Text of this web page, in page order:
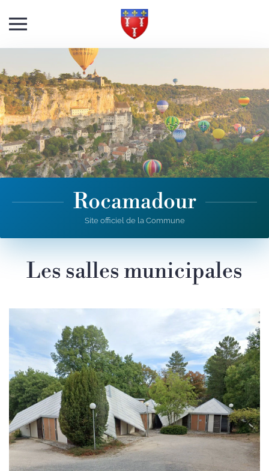
Skip to main content
Rocamadour
Site officiel de la Commune
Les salles municipales